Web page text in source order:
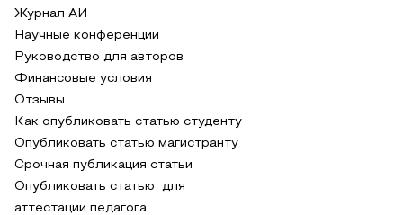
Журнал АИ
Научные конференции
Руководство для авторов
Финансовые условия
Отзывы
Как опубликовать статью студенту
Опубликовать статью магистранту
Срочная публикация статьи
Опубликовать статью для
аттестации педагога